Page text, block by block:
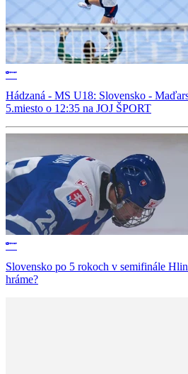
Hádzaná - MS U18: Slovensko -
5.miesto o 12:35 na JOJ ŠPORT
Slovensko po 5 rokoch v semifinále
hráme?